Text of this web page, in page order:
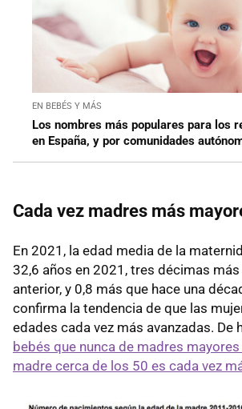
EN BEBÉS Y MÁS
Los nombres más populares para los
en España, y por comunidades
Cada vez madres más
En 2021, la edad media de la
32,6 años en 2021, tres décimas más
anterior, y 0,8 más que hace una
confirma la tendencia de que las
edades cada vez más avanzadas. De
bebés que nunca de madres
madre cerca de los 50 es cada vez